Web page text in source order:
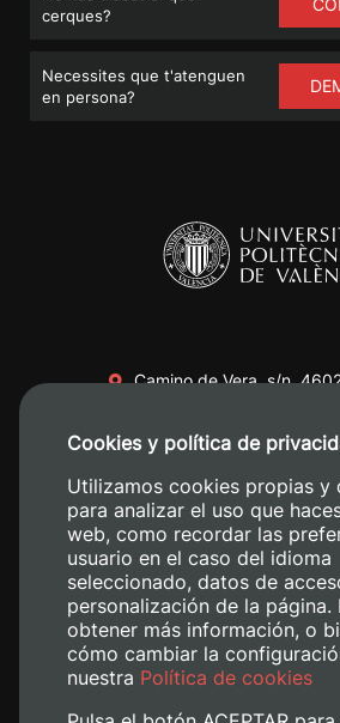
cerques?
Necessites que t'atenguen
en persona?
Camino de Vera, s/n.
+34 620 04 00
Cookies y política de
Utilizamos cookies propias y
para analizar el uso que
web, como recordar las
usuario en el caso del idioma
seleccionado, datos de
personalización de la página.
obtener más información, o
cómo cambiar la
nuestra Política de cookies